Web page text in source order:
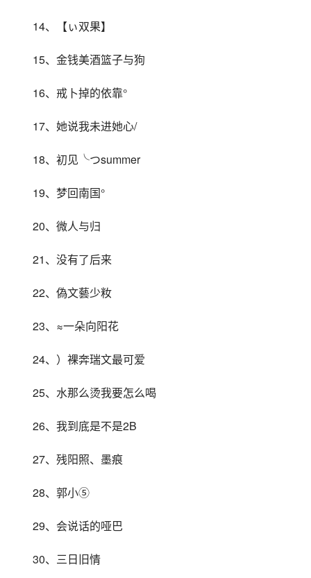
14、【ぃ双果】
15、金钱美酒篮子与狗
16、戒卜掉的依靠°
17、她说我未进她心/
18、初见╰つsummer
19、梦回南国°
20、微人与归
21、没有了后来
22、偽文藝少籹
23、≈一朵向阳花
24、）裸奔瑞文最可爱
25、水那么烫我要怎么喝
26、我到底是不是2B
27、残阳照、墨痕
28、郭小⑤
29、会说话的哑巴
30、三日旧情